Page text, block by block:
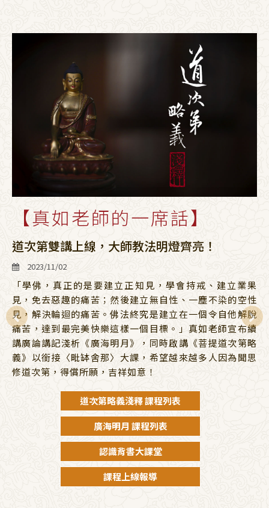
【真如老師的一席話】
道次第雙講上線，大師教法明燈齊亮！
2023/11/02
「學佛，真正的是要建立正知見，學會持戒、建立業果
見，免去惡趣的痛苦；然後建立無自性、一塵不染的空性
見，解決輪迴的痛苦。佛法終究是建立在一個令自他解脫
痛苦，達到最完美快樂這樣一個目標。」真如老師宣布續
講廣論講記淺析《廣海明月》，同時啟講《菩提道次第略
義》以銜接〈毗缽舍那〉大課，希望越來越多人因為聞思
修道次第，得償所願，吉祥如意！
道次第略義淺釋 課程列表
廣海明月 課程列表
認識背書大課堂
課程上線報導